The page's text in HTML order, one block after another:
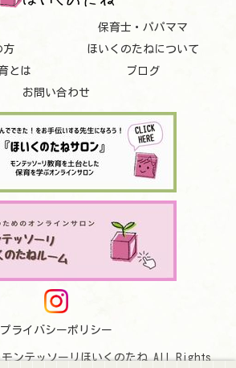
保育士・パパママ
方
ほいくのたねについて
とは
ブログ
お問い合わせ
プライバシーポリシー
ンテッソーリほいくのたね All Rights